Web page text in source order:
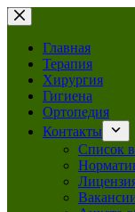
Перейти
к
сути
Главная
Терапия
Хирургия
Гигиена
Ортопедия
Контакты
Список